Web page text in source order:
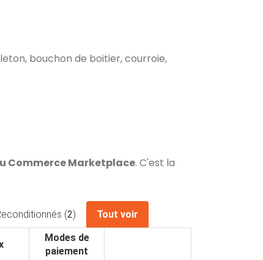
bouchon de boitier, courroie,
Commerce Marketplace. C'est la
(2) Tout voir
Modes de
paiement